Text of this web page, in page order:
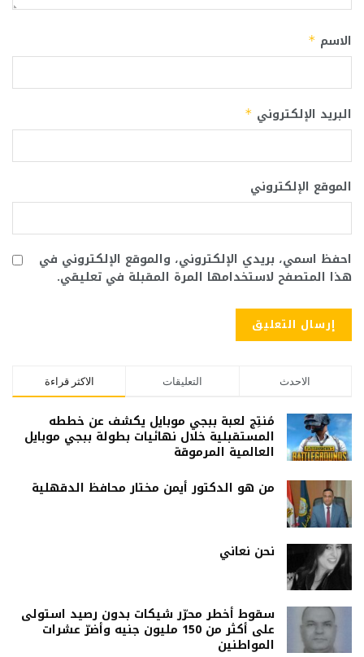
الاسم *
البريد الإلكتروني *
الموقع الإلكتروني
احفظ اسمي، بريدي الإلكتروني، والموقع الإلكتروني في
هذا المتصفح لاستخدامها المرة المقبلة في تعليقي.
الاكثر قراءة التعليقات الاحدث
مُنتِج لعبة ببجي موبايل يكشف عن خططه
المستقبلية خلال نهائيات بطولة ببجي موبايل
العالمية المرموقة
من هو الدكتور أيمن مختار محافظ الدقهلية
نحن نعاني
سقوط أخطر محرّر شيكات بدون رصيد استولى
على أكثر من 150 مليون جنيه وأضرّ عشرات
المواطنين